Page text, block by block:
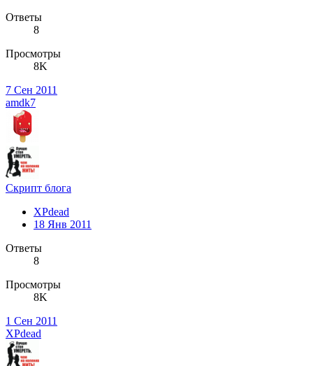
Ответы
8
Просмотры
8K
7 Сен 2011
amdk7
Скрипт блога
XPdead
18 Янв 2011
Ответы
8
Просмотры
8K
1 Сен 2011
XPdead